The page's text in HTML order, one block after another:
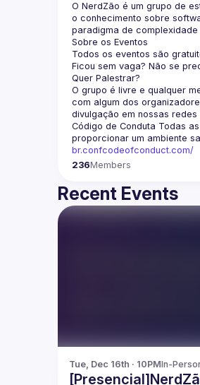
O NerdZão é um grupo de
o conhecimento sobre
paradigma de complexidade
Sobre os Eventos
Todos os eventos são
Ficou sem vaga? Não se
Quer Palestrar?
O grupo é livre e qualquer
com algum dos
divulgação em nossas redes
Código de Conduta Todas
proporcionar um ambiente
br.confcodeofconduct.com/
236Members
Recent Events
Tue, Dec 16th · 10PMIn-